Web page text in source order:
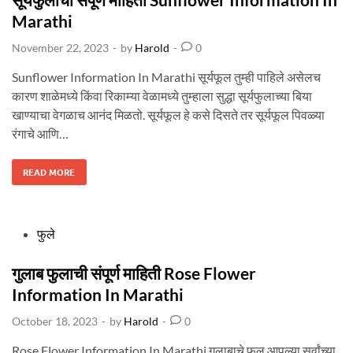
N
M
A
R
T
t
d
i
n
Marathi
November 22, 2023 - by Harold - 0
Sunflower Information In Marathi सूर्यफूल तुम्ही पाहिले असेलच
कारण शाळेमध्ये किंवा रिकाम्या वेळामध्ये तुम्हाला सुद्धा सूर्यफुलाच्या बिया
खाण्याचा वेगळाच आनंद मिळतो. सूर्यफूल हे कसे दिसते तर सूर्यफूल पिवळ्या
रंगाचे आणि…
सू
र्य
फु
र्ण
मा
S
U
N
F
L
W
E
READ MORE
s
t
d
i
फुले
गुलाब फुलाची संपूर्ण माहिती Rose Flower
Information In Marathi
October 18, 2023 - by Harold - 0